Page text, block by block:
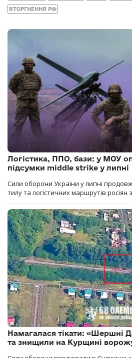
ВТОРГНЕННЯ РФ
Логістика, ППО, бази: у МОУ
підсумки middle strike у липні
Сили оборони України у липні
тилу та логістичних маршрутів
Намагалася тікати: «Шершні
та знищили на Курщині